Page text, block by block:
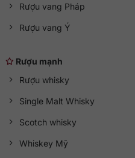
Rượu vang Pháp
Rượu vang Ý
Rượu mạnh
Rượu whisky
Single Malt Whisky
Scotch whisky
Whiskey Mỹ